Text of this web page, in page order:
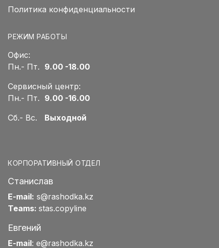
Политика конфиденциальности
РЕЖИМ РАБОТЫ
Офис:
Пн.- Пт. 9.00 -18.00
Сервисный центр:
Пн.- Пт. 9.00 -16.00
Сб.- Вс. Выходной
КОРПОРАТИВНЫЙ ОТДЕЛ
Станислав
E-mail: s@rashodka.kz
Teams: stas.copyline
Евгений
E-mail: e@rashodka.kz